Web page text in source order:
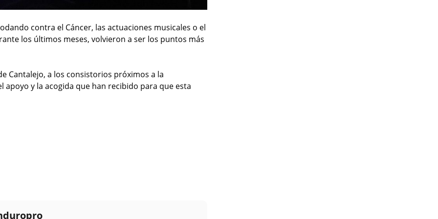
contra el Cáncer, las actuaciones musicales o el
los últimos meses, volvieron a ser los puntos más
Cantalejo, a los consistorios próximos a la
y la acogida que han recibido para que esta